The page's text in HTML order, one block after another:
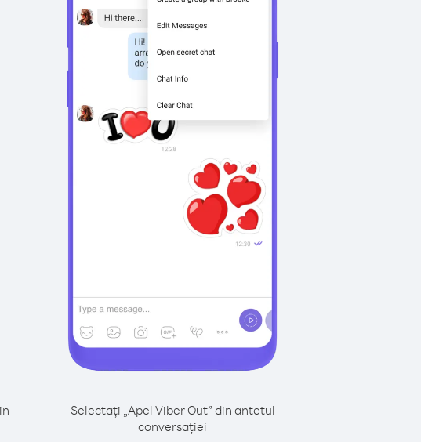
Selectați „Apel Viber Out” din antetul
conversației